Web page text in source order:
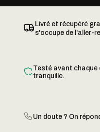
Livré et récupéré
s'occupe de l'aller-
Testé avant chaque
tranquille.
Un doute ? On